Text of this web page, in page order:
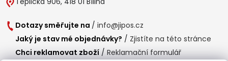
Dotazy směřujte na / info@jipos.cz
Jaký je stav mé objednávky? / Zjistíte na této stránce
Chci reklamovat zboží / Reklamační formulář